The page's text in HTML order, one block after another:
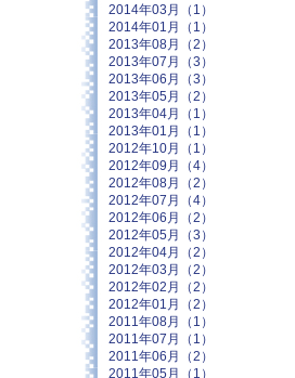
2014年03月（1）
2014年01月（1）
2013年08月（2）
2013年07月（3）
2013年06月（3）
2013年05月（2）
2013年04月（1）
2013年01月（1）
2012年10月（1）
2012年09月（4）
2012年08月（2）
2012年07月（4）
2012年06月（2）
2012年05月（3）
2012年04月（2）
2012年03月（2）
2012年02月（2）
2012年01月（2）
2011年08月（1）
2011年07月（1）
2011年06月（2）
2011年05月（1）